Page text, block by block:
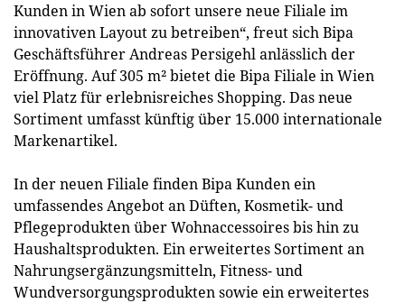
Kunden in Wien ab sofort unsere neue Filiale im
innovativen Layout zu betreiben“, freut sich Bipa
Geschäftsführer Andreas Persigehl anlässlich der
Eröffnung. Auf 305 m² bietet die Bipa Filiale in Wien
viel Platz für erlebnisreiches Shopping. Das neue
Sortiment umfasst künftig über 15.000 internationale
Markenartikel.
In der neuen Filiale finden Bipa Kunden ein
umfassendes Angebot an Düften, Kosmetik- und
Pflegeprodukten über Wohnaccessoires bis hin zu
Haushaltsprodukten. Ein erweitertes Sortiment an
Nahrungsergänzungsmitteln, Fitness- und
Wundversorgungsprodukten sowie ein erweitertes